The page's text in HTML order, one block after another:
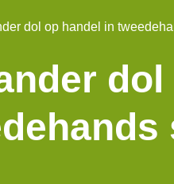
dol op handel in